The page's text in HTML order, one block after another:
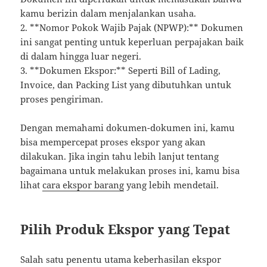
kamu berizin dalam menjalankan usaha.
2. **Nomor Pokok Wajib Pajak (NPWP):** Dokumen
ini sangat penting untuk keperluan perpajakan baik
di dalam hingga luar negeri.
3. **Dokumen Ekspor:** Seperti Bill of Lading,
Invoice, dan Packing List yang dibutuhkan untuk
proses pengiriman.
Dengan memahami dokumen-dokumen ini, kamu
bisa mempercepat proses ekspor yang akan
dilakukan. Jika ingin tahu lebih lanjut tentang
bagaimana untuk melakukan proses ini, kamu bisa
lihatcara ekspor barang yang lebih mendetail.
Pilih Produk Ekspor yang Tepat
Salah satu penentu utama keberhasilan ekspor